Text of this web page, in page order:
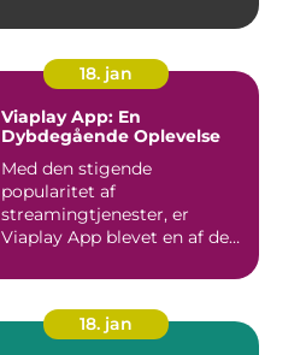
18. jan
Viaplay App: En
Dybdegående Oplevelse
Med den stigende
popularitet af
streamingtjenester, er
Viaplay App blevet en af de
18. jan